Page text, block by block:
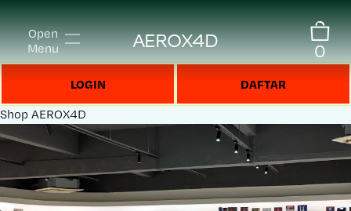
Open
Menu
AEROX4D 0
LOGIN DAFTAR
Shop AEROX4D